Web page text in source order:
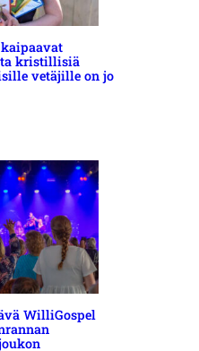
kristillisiä
vetäjille on jo
WilliGospel